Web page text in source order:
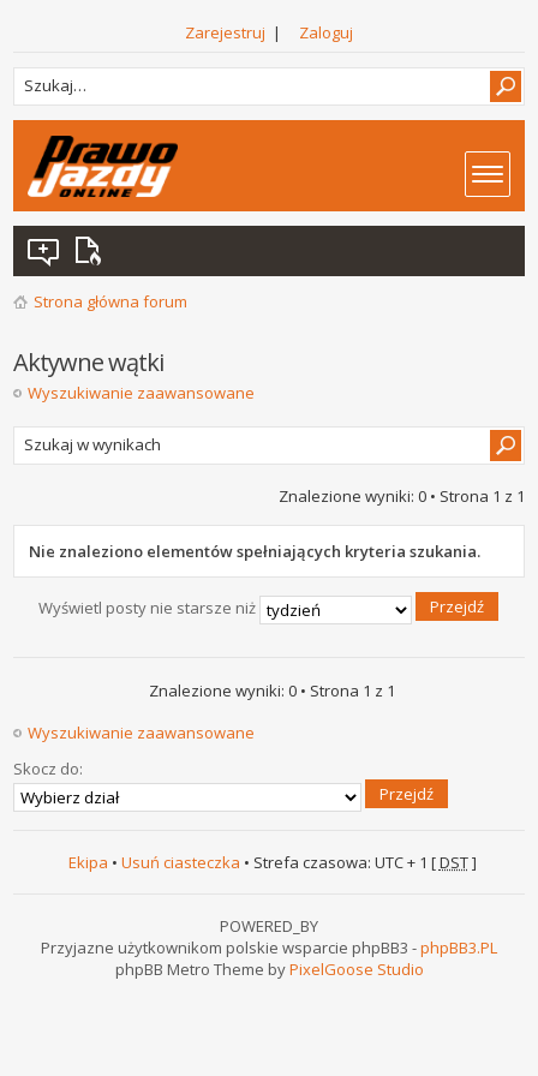
Zarejestruj | Zaloguj
Strona główna forum
Aktywne wątki
Wyszukiwanie zaawansowane
Znalezione wyniki: 0 • Strona 1 z 1
Nie znaleziono elementów spełniających kryteria szukania.
Wyświetl posty nie starsze niż
Znalezione wyniki: 0 • Strona 1 z 1
Wyszukiwanie zaawansowane
Skocz do:
Ekipa • Usuń ciasteczka • Strefa czasowa: UTC + 1 [DST]
POWERED_BY
Przyjazne użytkownikom polskie wsparcie phpBB3 -phpBB3.PL
phpBB Metro Theme byPixelGoose Studio